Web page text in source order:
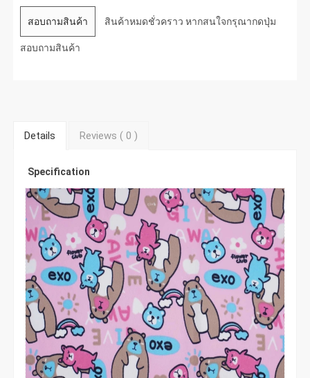
สอบถามสินค้า สินค้าหมดชั่วคราว หากสนใจกรุณากดปุ่ม
สอบถามสินค้า
Details Reviews ( 0)
Specification